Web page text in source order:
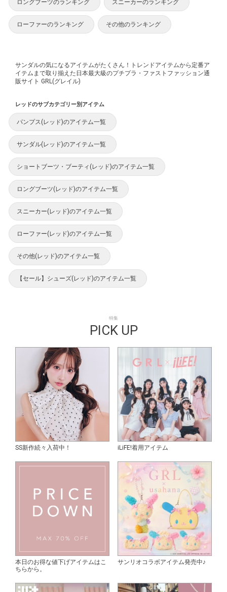
ロングブーツのランキング スニーカーのランキング
ローファーのランキング その他のランキング
サンダルの気になるアイテムがたくさん！トレンドアイテムから定番ア
イテムまで取り揃えた日本最大級のプチプラ・ファストファッション通
販サイト GRL(グレイル)
レッドのサブカテゴリー別アイテム
パンプス(レッド)のアイテム一覧
サンダル(レッド)のアイテム一覧
ショートブーツ・ブーティ(レッド)のアイテム一覧
ロングブーツ(レッド)のアイテム一覧
スニーカー(レッド)のアイテム一覧
ローファー(レッド)のアイテム一覧
その他(レッド)のアイテム一覧
【セール】シューズ(レッド)のアイテム一覧
特集
PICK UP
SS新作続々入荷中！ iLiFE!着用アイテム
本日のお得な値下げアイテムはこ
ちらから。
サンリオコラボアイテム発売中♪